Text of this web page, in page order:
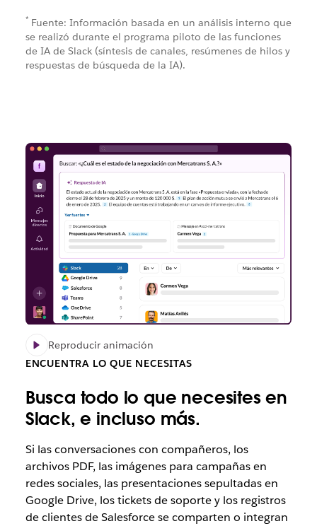
* Fuente: Información basada en un análisis interno que
se realizó durante el programa piloto de las funciones
de IA de Slack (síntesis de canales, resúmenes de hilos y
respuestas de búsqueda de la IA).
Reproducir animación
ENCUENTRA LO QUE NECESITAS
Busca todo lo que necesites en
Slack, e incluso más.
Si las conversaciones con compañeros, los
archivos PDF, las imágenes para campañas en
redes sociales, las presentaciones sepultadas en
Google Drive, los tickets de soporte y los registros
de clientes de Salesforce se comparten o integran